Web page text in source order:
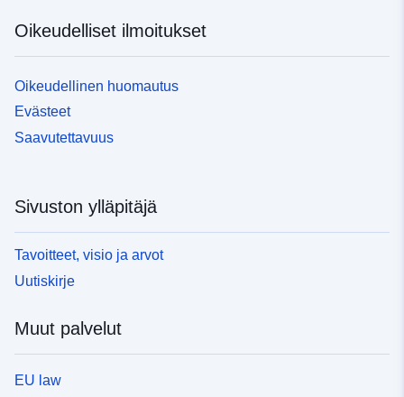
Oikeudelliset ilmoitukset
Oikeudellinen huomautus
Evästeet
Saavutettavuus
Sivuston ylläpitäjä
Tavoitteet, visio ja arvot
Uutiskirje
Muut palvelut
EU law